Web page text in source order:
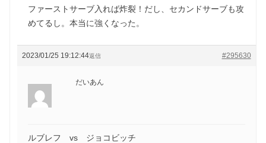
ファーストサーブ入れば炸裂！だし、セカンドサーブも攻
めてるし。本当に強くなった。
2023/01/25 19:12:44 #295630
返信
だいあん
ルブレフ vs ジョコビッチ